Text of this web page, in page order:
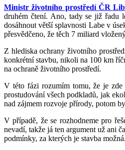
Ministr životního prostředí ČR
druhém čtení. Ano, tady se již řadu
dosáhnout větší splavnosti Labe v
přesvědčeno, že těch 7 miliard
Z hlediska ochrany životního
konkrétní stavbu, nikoli na 100 km
na ochraně životního prostředí.
V této fázi rozumím tomu, že je zde
prostudování všech podkladů, jak
nad zájmem rozvoje přírody, potom
V případě, že se rozhodneme pro
nevadí, takže já ten argument už ani
podmínky, za kterých je stavba